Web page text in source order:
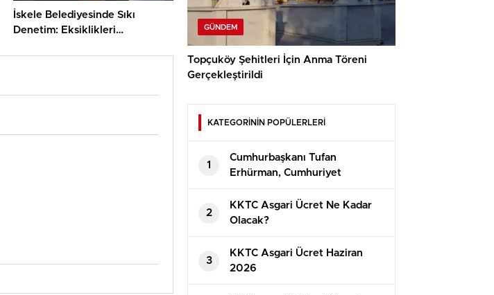
İskele Belediyesinde Sıkı
Denetim: Eksiklikleri
GÜNDEM
Topçuköy Şehitleri İçin Anma Töreni
Gerçekleştirildi
KATEGORİNİN POPÜLERLERİ
1
Cumhurbaşkanı Tufan
Erhürman, Cumhuriyet
Güvenlik Kurulu’nu Topladı
2
KKTC Asgari Ücret Ne Kadar
Olacak?
3
⁠KKTC Asgari Ücret Haziran
2026